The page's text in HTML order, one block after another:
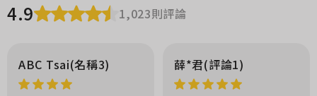
4.9 1,023則評論
ABC Tsai(名稱3) 薛*君(評論1)